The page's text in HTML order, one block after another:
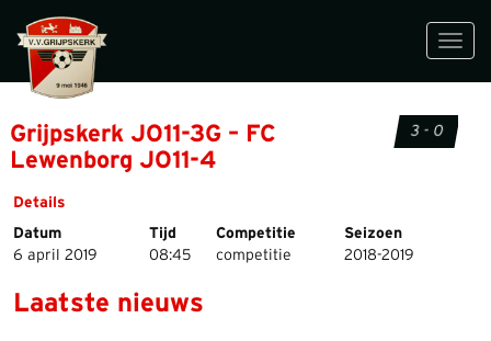
Grijpskerk JO11-3G – FC
Lewenborg JO11-4
3 - 0
Details
Datum
Tijd Competitie
Seizoen
6 april 2019
08:45 competitie 2018-2019
Laatste nieuws